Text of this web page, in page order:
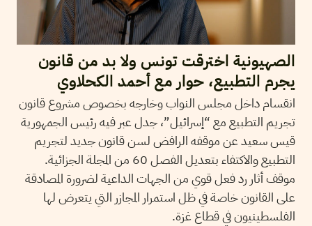
الصهيونية اخترقت تونس ولا بد من قانون
يجرم التطبيع، حوار مع أحمد الكحلاوي
انقسام داخل مجلس النواب وخارجه بخصوص مشروع قانون
تجريم التطبيع مع “إسرائيل”، جدل عبر فيه رئيس الجمهورية
قيس سعيد عن موقفه الرافض لسن قانون جديد لتجريم
التطبيع والاكتفاء بتعديل الفصل 60 من المجلة الجزائية.
موقف أثار رد فعل قوي من الجهات الداعية لضرورة المصادقة
على القانون خاصة في ظل استمرار المجازر التي يتعرض لها
الفلسطينيون في قطاع غزة.